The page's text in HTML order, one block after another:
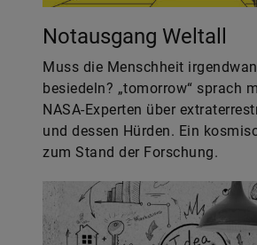
Notausgang Weltall
Muss die Menschheit
besiedeln? „tomorrow“ sprach
NASA-Experten über
und dessen Hürden. Ein
zum Stand der Forschung.